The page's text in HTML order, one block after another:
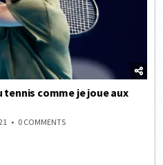
tennis comme je joue aux
0 COMMENTSON